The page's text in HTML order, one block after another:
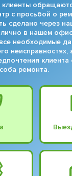
клиенты
с просьбой о
сделано через
в нашем
необходимые
неисправностях,
клиента
ремонта.